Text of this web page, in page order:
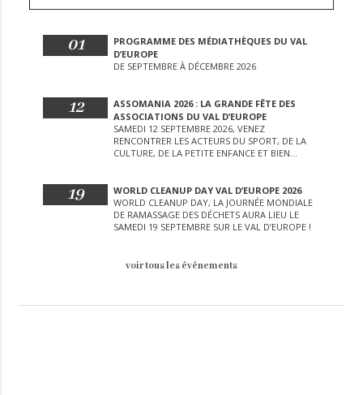
01
PROGRAMME DES MÉDIATHÈQUES DU VAL
D’EUROPE
DE SEPTEMBRE À DÉCEMBRE 2026
12
ASSOMANIA 2026 : LA GRANDE FÊTE DES
ASSOCIATIONS DU VAL D’EUROPE
SAMEDI 12 SEPTEMBRE 2026, VENEZ
RENCONTRER LES ACTEURS DU SPORT, DE LA
CULTURE, DE LA PETITE ENFANCE ET BIEN
19
WORLD CLEANUP DAY VAL D’EUROPE 2026
WORLD CLEANUP DAY, LA JOURNÉE MONDIALE
DE RAMASSAGE DES DÉCHETS AURA LIEU LE
SAMEDI 19 SEPTEMBRE SUR LE VAL D’EUROPE !
voir tous les événements